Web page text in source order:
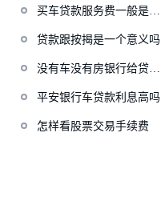
买车贷款服务费一般是多
贷款跟按揭是一个意义吗
没有车没有房银行给贷款
平安银行车贷款利息高吗
怎样看股票交易手续费